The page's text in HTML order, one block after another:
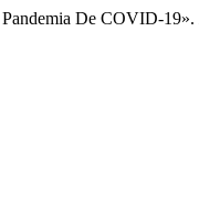
De COVID-19».